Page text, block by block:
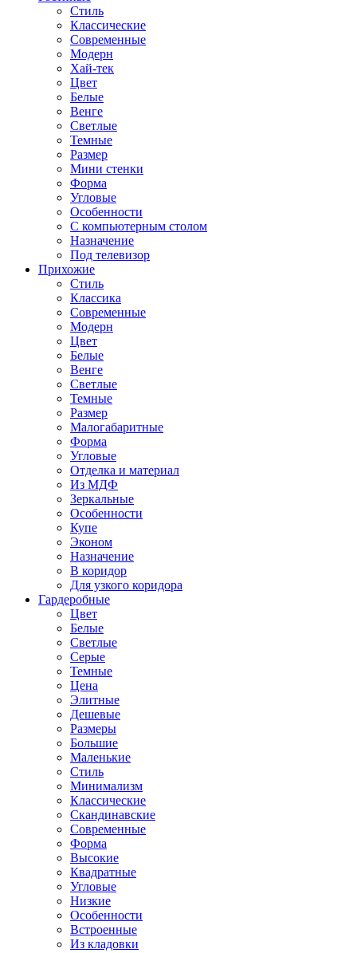
Стиль
Классические
Современные
Модерн
Хай-тек
Цвет
Белые
Венге
Светлые
Темные
Размер
Мини стенки
Форма
Угловые
Особенности
С компьютерным столом
Назначение
Под телевизор
Прихожие
Стиль
Классика
Современные
Модерн
Цвет
Белые
Венге
Светлые
Темные
Размер
Малогабаритные
Форма
Угловые
Отделка и материал
Из МДФ
Зеркальные
Особенности
Купе
Эконом
Назначение
В коридор
Для узкого коридора
Гардеробные
Цвет
Белые
Светлые
Серые
Темные
Цена
Элитные
Дешевые
Размеры
Большие
Маленькие
Стиль
Минимализм
Классические
Скандинавские
Современные
Форма
Высокие
Квадратные
Угловые
Низкие
Особенности
Встроенные
Из кладовки